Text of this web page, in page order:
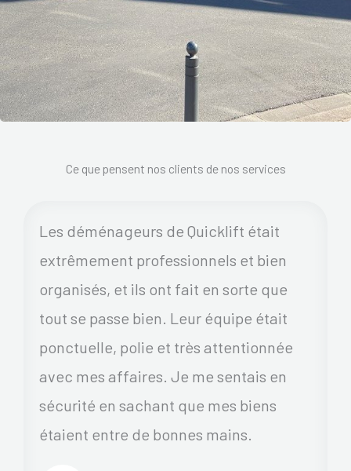
Ce que pensent nos clients de nos services
Les déménageurs de Quicklift était
extrêmement professionnels et bien
organisés, et ils ont fait en sorte que
tout se passe bien. Leur équipe était
ponctuelle, polie et très attentionnée
avec mes affaires. Je me sentais en
sécurité en sachant que mes biens
étaient entre de bonnes mains.